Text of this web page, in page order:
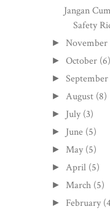
Jangan
Safety
►November
►October (6)
►September
► August (8)
► July (3)
► June (5)
► May (5)
► April (5)
► March (5)
► February